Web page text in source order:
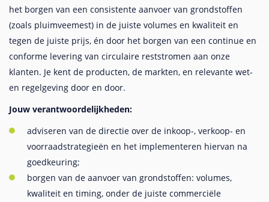
het borgen van een consistente aanvoer van grondstoffen
(zoals pluimveemest) in de juiste volumes en kwaliteit en
tegen de juiste prijs, én door het borgen van een continue en
conforme levering van circulaire reststromen aan onze
klanten. Je kent de producten, de markten, en relevante wet-
en regelgeving door en door.
Jouw verantwoordelijkheden:
adviseren van de directie over de inkoop-, verkoop- en
voorraadstrategieën en het implementeren hiervan na
goedkeuring;
borgen van de aanvoer van grondstoffen: volumes,
kwaliteit en timing, onder de juiste commerciële